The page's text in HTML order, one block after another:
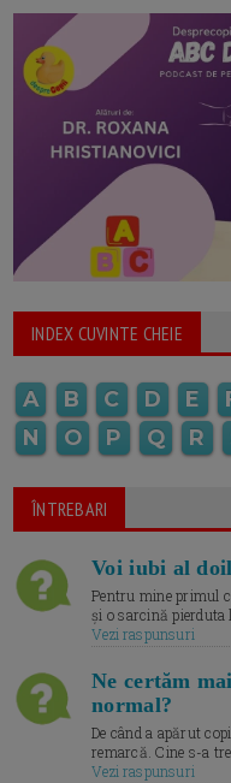
INDEX CUVINTE CHEIE
A B C D E
N
O P Q R
ÎNTREBARI
Voi iubi al
Pentru mine primul
și o sarcină pierduta
Vezi raspunsuri
Ne certăm
normal?
De când a apărut
remarcă. Cine s-a
Vezi raspunsuri